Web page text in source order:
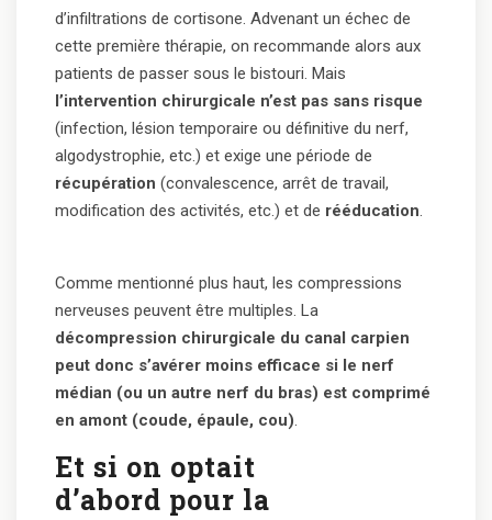
d’infiltrations de cortisone. Advenant un échec de
cette première thérapie, on recommande alors aux
patients de passer sous le bistouri. Mais
l’intervention chirurgicale n’est pas sans risque
(infection, lésion temporaire ou définitive du nerf,
algodystrophie, etc.) et exige une période de
récupération (convalescence, arrêt de travail,
modification des activités, etc.) et de rééducation
Comme mentionné plus haut, les compressions
nerveuses peuvent être multiples. La
décompression chirurgicale du canal carpien
peut donc s’avérer moins efficace si le nerf
médian (ou un autre nerf du bras) est comprimé
en amont (coude, épaule, cou).
Et si on optait
d’abord pour la